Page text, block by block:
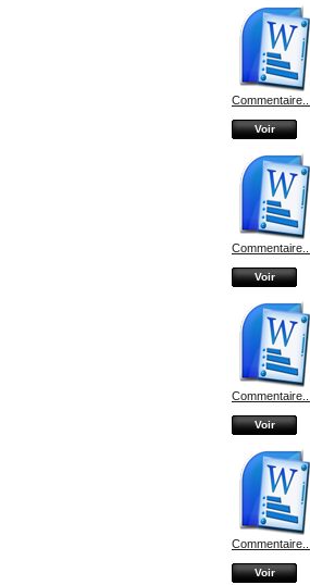
Commentaire...
Voir
Commentaire...
Voir
Commentaire...
Voir
Commentaire...
Voir